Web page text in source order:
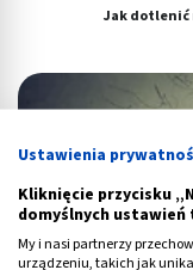
Jak dotlenić
Ustawienia
Kliknięcie przycisku
domyślnych
My i nasi partnerzy
urządzeniu, takich jak